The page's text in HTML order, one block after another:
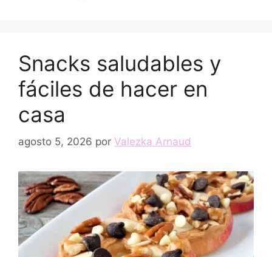
Snacks saludables y
fáciles de hacer en
casa
agosto 5, 2026 por Valezka Arnaud